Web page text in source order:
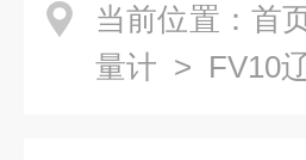
当前位置： 首
量计 > FV10